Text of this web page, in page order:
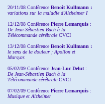
20/11/08 Conférence Benoit Kullmann :
variations sur la maladie d'Alzheimer I
12/12/08 Conférence Pierre Lemarquis :
De Jean-Sébastien Bach à la
Télécommande cérébraleCVCI
13/12/08 Conférence Benoit Kullmann :
le sens de la douleur ; Apollon et
Marsyas
05/02/09 Conférence Jean-Luc Delut :
De Jean-Sébastien Bach à la
Télécommande cérébraleCVCI
07/02/09 Conférence Pierre Lemarquis :
Musique et Alzheimer